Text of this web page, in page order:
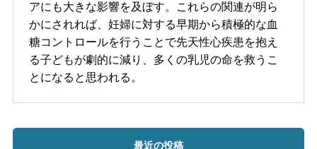
アにも大きな影響を及ぼす。これらの関連が明ら
かにされれば、妊婦に対する早期から積極的な血
糖コントロールを行うことで先天性心疾患を抱え
る子どもが劇的に減り、多くの乳児の命を救うこ
とになると思われる。
最近の投稿